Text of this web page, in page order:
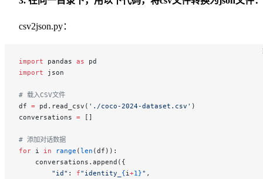
csv2json.py：
import pandas as pd
import json
# 载入CSV文件
df = pd.read_csv( './coco-2024-dataset.csv' )
conversations = []
# 添加对话数据
for i in range (len (df)):
    conversations.append({
        "id"
: f"identity_ {i+1}" ,